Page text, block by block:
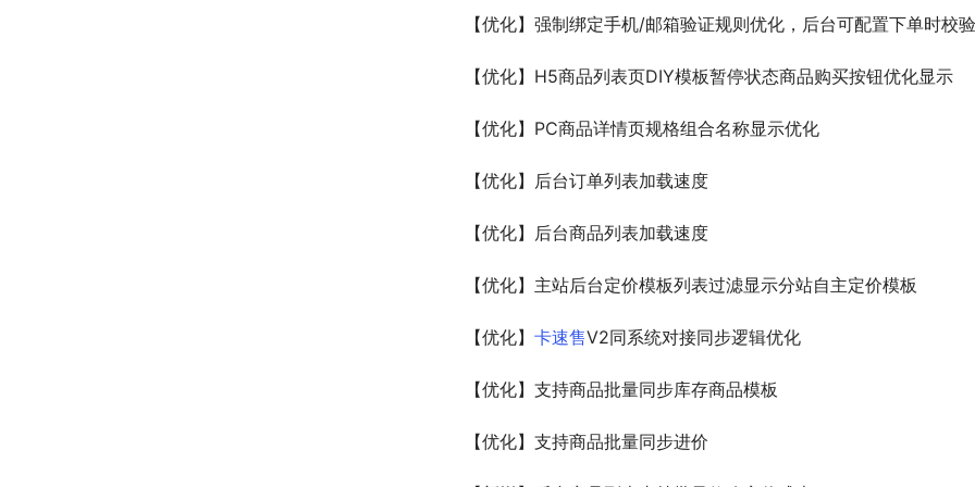
【优化】强制绑定手机/邮箱验证规则优化，后台可配置下单时校
【优化】H5商品列表页DIY模板暂停状态商品购买按钮优化显示
【优化】PC商品详情页规格组合名称显示优化
【优化】后台订单列表加载速度
【优化】后台商品列表加载速度
【优化】主站后台定价模板列表过滤显示分站自主定价模板
【优化】 卡速售V2同系统对接同步逻辑优化
【优化】支持商品批量同步库存商品模板
【优化】支持商品批量同步进价